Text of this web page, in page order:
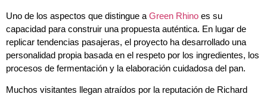
Uno de los aspectos que distingue a Green Rhino es su
capacidad para construir una propuesta auténtica. En lugar de
replicar tendencias pasajeras, el proyecto ha desarrollado una
personalidad propia basada en el respeto por los ingredientes, los
procesos de fermentación y la elaboración cuidadosa del pan.
Muchos visitantes llegan atraídos por la reputación de Richard